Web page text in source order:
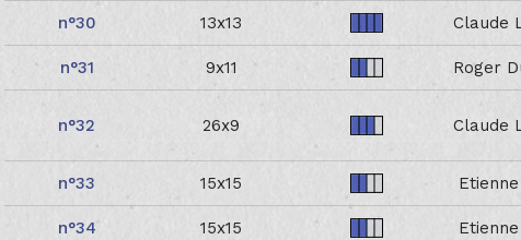
30 13x13 Claude
31 9x11 Roger
32 26x9 Claude
33 15x15
34 15x15